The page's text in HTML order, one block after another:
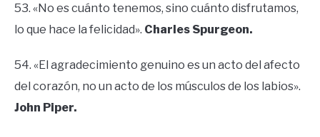
53. «No es cuánto tenemos, sino cuánto disfrutamos,
lo que hace la felicidad». Charles Spurgeon.
54. «El agradecimiento genuino es un acto del afecto
del corazón, no un acto de los músculos de los labios».
John Piper.